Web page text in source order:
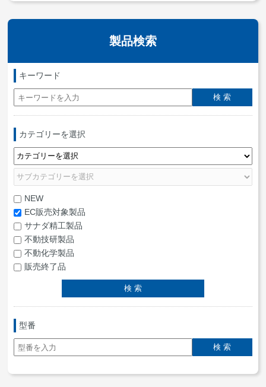
製品検索
キーワード
カテゴリーを選択
NEW
EC販売対象製品
サナダ精工製品
不動技研製品
不動化学製品
販売終了品
型番